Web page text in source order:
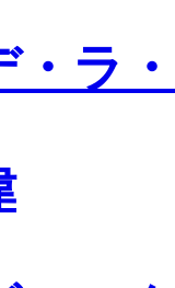
・ラ